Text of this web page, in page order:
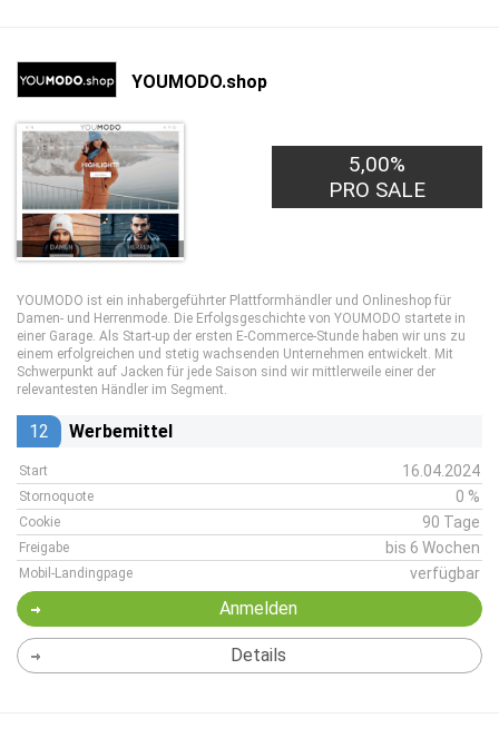
YOUMODO.shop
5,00%
PRO SALE
YOUMODO ist ein inhabergeführter Plattformhändler und Onlineshop für
Damen- und Herrenmode. Die Erfolgsgeschichte von YOUMODO startete in
einer Garage. Als Start-up der ersten E-Commerce-Stunde haben wir uns zu
einem erfolgreichen und stetig wachsenden Unternehmen entwickelt. Mit
Schwerpunkt auf Jacken für jede Saison sind wir mittlerweile einer der
relevantesten Händler im Segment.
12 Werbemittel
Start 16.04.2024
Stornoquote 0 %
Cookie 90 Tage
Freigabe bis 6 Wochen
Mobil-Landingpage verfügbar
Anmelden
Details